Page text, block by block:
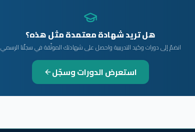
هل تريد شهادة معتمدة مثل هذه؟
انضمّ إلى دورات وكيد التدريبية واحصل على شهادتك الموثّقة في سجلّنا الرسمي
استعرض الدورات وسجّل